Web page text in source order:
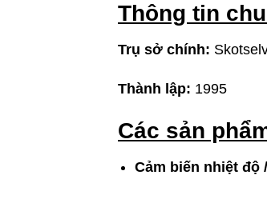
Thông tin
Trụ sở chính:
Thành lập: 1995
Các sản
Cảm biến nhiệt độ